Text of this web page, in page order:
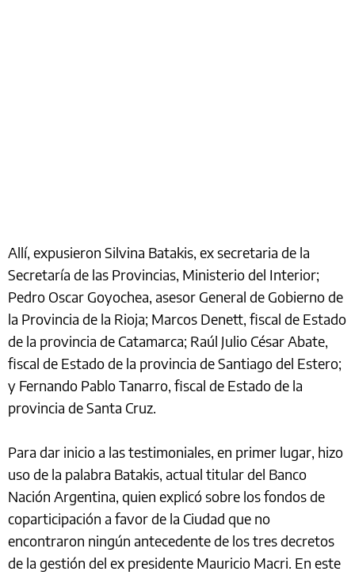
Allí, expusieron Silvina Batakis, ex secretaria de la
Secretaría de las Provincias, Ministerio del Interior;
Pedro Oscar Goyochea, asesor General de Gobierno de
la Provincia de la Rioja; Marcos Denett, fiscal de Estado
de la provincia de Catamarca; Raúl Julio César Abate,
fiscal de Estado de la provincia de Santiago del Estero;
y Fernando Pablo Tanarro, fiscal de Estado de la
provincia de Santa Cruz.
Para dar inicio a las testimoniales, en primer lugar, hizo
uso de la palabra Batakis, actual titular del Banco
Nación Argentina, quien explicó sobre los fondos de
coparticipación a favor de la Ciudad que no
encontraron ningún antecedente de los tres decretos
de la gestión del ex presidente Mauricio Macri. En este